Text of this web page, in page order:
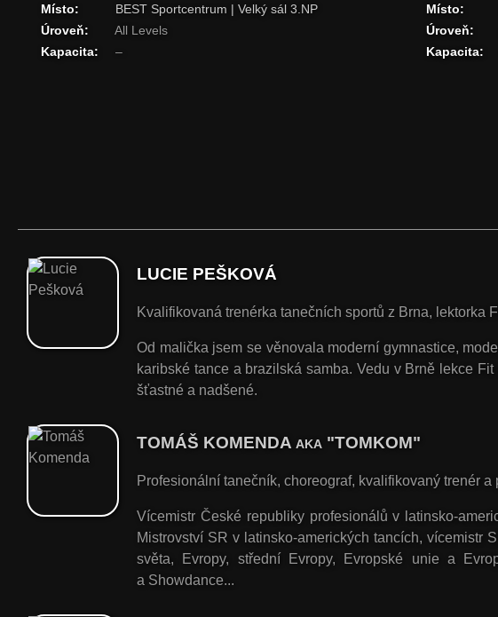
Místo:
BEST Sportcentrum | Velký sál 3.NP
Úroveň:
All Levels
Kapacita:
–
Místo:
Úroveň:
Kapacita:
LUCIE PEŠKOVÁ
Kvalifikovaná trenérka tanečních sportů z Brna, lektorka
Od malička jsem se věnovala moderní gymnastice,
karibské tance a brazilská samba. Vedu v Brně lekce
šťastné a nadšené.
TOMÁŠ KOMENDA AKA "TOMKOM"
Profesionální tanečník, choreograf, kvalifikovaný trenér a
Vícemistr České republiky profesionálů v latinsko-
Mistrovství SR v latinsko-amerických tancích, vícemistr
světa, Evropy, střední Evropy, Evropské unie a
a Showdance...